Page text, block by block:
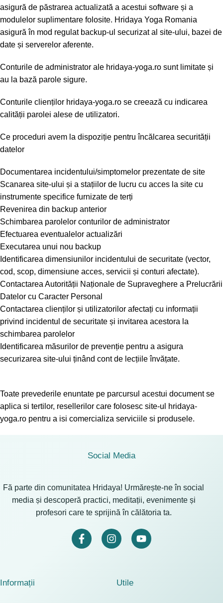
asigură de păstrarea actualizată a acestui software și a
modulelor suplimentare folosite. Hridaya Yoga Romania
asigură în mod regulat backup-ul securizat al site-ului, bazei de
date și serverelor aferente.
Conturile de administrator ale hridaya-yoga.ro sunt limitate și
au la bază parole sigure.
Conturile clienților hridaya-yoga.ro se creează cu indicarea
calității parolei alese de utilizatori.
Ce proceduri avem la dispoziție pentru încălcarea securității
datelor
Documentarea incidentului/simptomelor prezentate de site
Scanarea site-ului și a stațiilor de lucru cu acces la site cu
instrumente specifice furnizate de terți
Revenirea din backup anterior
Schimbarea parolelor conturilor de administrator
Efectuarea eventualelor actualizări
Executarea unui nou backup
Identificarea dimensiunilor incidentului de securitate (vector,
cod, scop, dimensiune acces, servicii și conturi afectate).
Contactarea Autorității Naționale de Supraveghere a Prelucrării
Datelor cu Caracter Personal
Contactarea clienților și utilizatorilor afectați cu informații
privind incidentul de securitate și invitarea acestora la
schimbarea parolelor
Identificarea măsurilor de prevenție pentru a asigura
securizarea site-ului ținând cont de lecțiile învățate.
Toate prevederile enuntate pe parcursul acestui document se
aplica si tertilor, resellerilor care folosesc site-ul hridaya-
yoga.ro pentru a isi comercializa serviciile si produsele.
Social Media
Fă parte din comunitatea Hridaya! Urmărește-ne în social
media și descoperă practici, meditații, evenimente și
profesori care te sprijină în călătoria ta.
Informații Utile